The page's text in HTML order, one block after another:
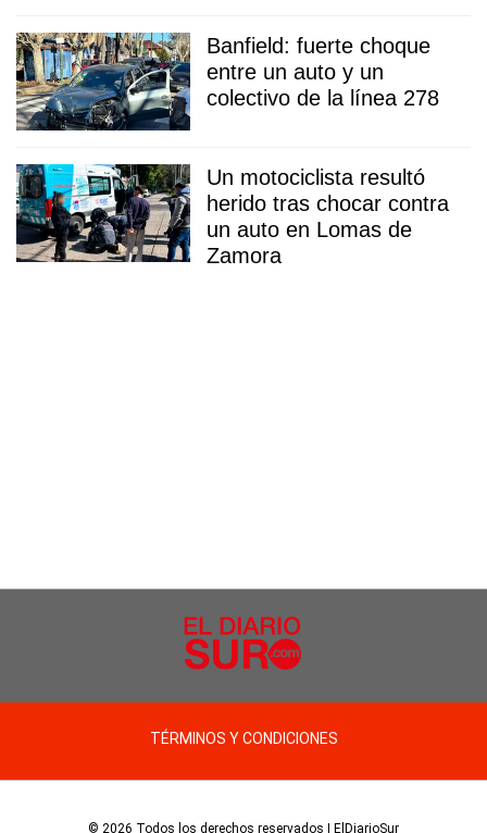
Banfield: fuerte choque
entre un auto y un
colectivo de la línea 278
Un motociclista resultó
herido tras chocar contra
un auto en Lomas de
Zamora
TÉRMINOS Y CONDICIONES
© 2026 Todos los derechos reservados | ElDiarioSur